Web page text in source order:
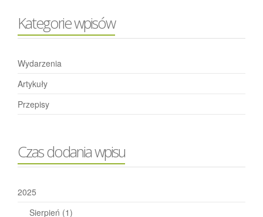
Kategorie wpisów
Wydarzenia
Artykuły
Przepisy
Czas dodania wpisu
2025
Sierpień (1)